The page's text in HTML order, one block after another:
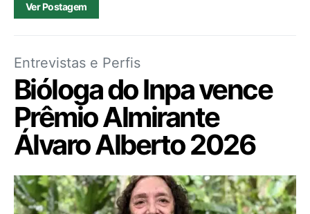
Ver Postagem
Entrevistas e Perfis
Bióloga do Inpa vence
Prêmio Almirante
Álvaro Alberto 2026